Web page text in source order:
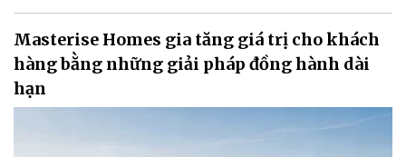
Masterise Homes gia tăng giá trị cho khách
hàng bằng những giải pháp đồng hành dài
hạn